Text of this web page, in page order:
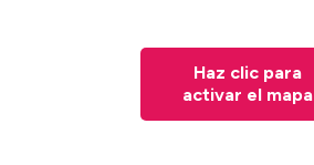
Haz clic para
activar el mapa